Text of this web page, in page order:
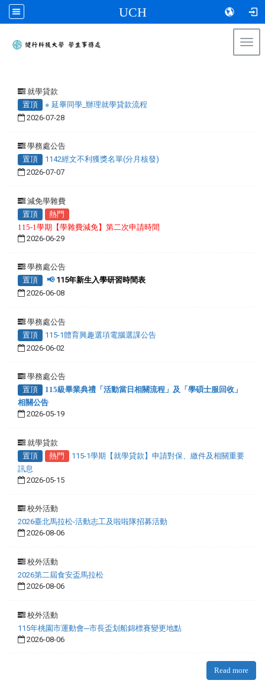
UCH
就學貸款
置頂
※ 延畢同學_辦理就學貸款流程
2026-07-28
學務處公告
置頂
1142經文不利獲獎名單(分月核發)
2026-07-07
減免學雜費
置頂
熱門
115-1學期【學雜費減免】第二次申請時間
2026-06-29
學務處公告
置頂
📢115年新生入學研習時間表
2026-06-08
學務處公告
置頂
115-1體育興趣選項電腦選課公告
2026-06-02
學務處公告
置頂
115級畢業典禮「活動當日相關流程」及「學碩士服回收」
相關公告
2026-05-19
就學貸款
置頂
熱門
115-1學期【就學貸款】申請對保、繳件及相關重要
訊息
2026-05-15
校外活動
2026臺北馬拉松-活動志工及啦啦隊招募活動
2026-08-06
校外活動
2026第二屆食安盃馬拉松
2026-08-06
校外活動
115年桃園市運動會─市長盃划船錦標賽變更地點
2026-08-06
Read more